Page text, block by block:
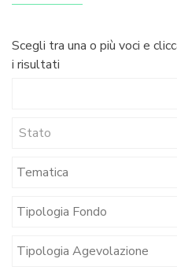
Scegli tra una o più voci e
i risultati
Stato